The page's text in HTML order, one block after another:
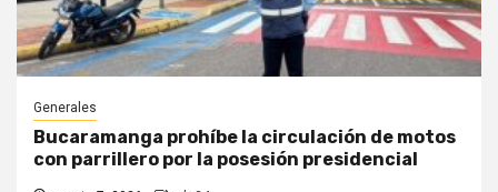
Generales
Bucaramanga prohíbe la circulación de motos
con parrillero por la posesión presidencial